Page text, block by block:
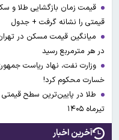
قیمتی را نشانه گرفت + جدول
در هر مترمربع رسید
خسارت محکوم کرد!
تیرماه ۱۴۰۵
آخرین اخبار